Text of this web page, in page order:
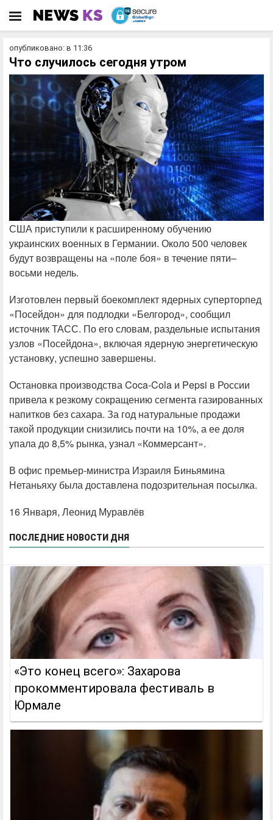
опубликовано: в 11:36
Что случилось сегодня утром
США приступили к расширенному обучению
украинских военных в Германии. Около 500 человек
будут возвращены на «поле боя» в течение пяти–
восьми недель.
Изготовлен первый боекомплект ядерных суперторпед
«Посейдон» для подлодки «Белгород», сообщил
источник ТАСС. По его словам, раздельные испытания
узлов «Посейдона», включая ядерную энергетическую
установку, успешно завершены.
Остановка производства Coca-Cola и Pepsi в России
привела к резкому сокращению сегмента газированных
напитков без сахара. За год натуральные продажи
такой продукции снизились почти на 10%, а ее доля
упала до 8,5% рынка, узнал «Коммерсант».
В офис премьер-министра Израиля Биньямина
Нетаньяху была доставлена подозрительная посылка.
16 Января, Леонид Муравлёв
ПОСЛЕДНИЕ НОВОСТИ ДНЯ
«Это конец всего»: Захарова
прокомментировала фестиваль в
Юрмале